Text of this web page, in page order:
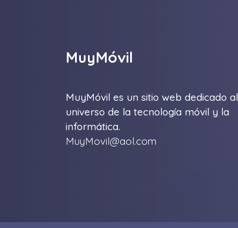
MuyMóvil
MuyMóvil es un sitio web dedicado al
universo de la tecnología móvil y la
informática.
MuyMovil@aol.com